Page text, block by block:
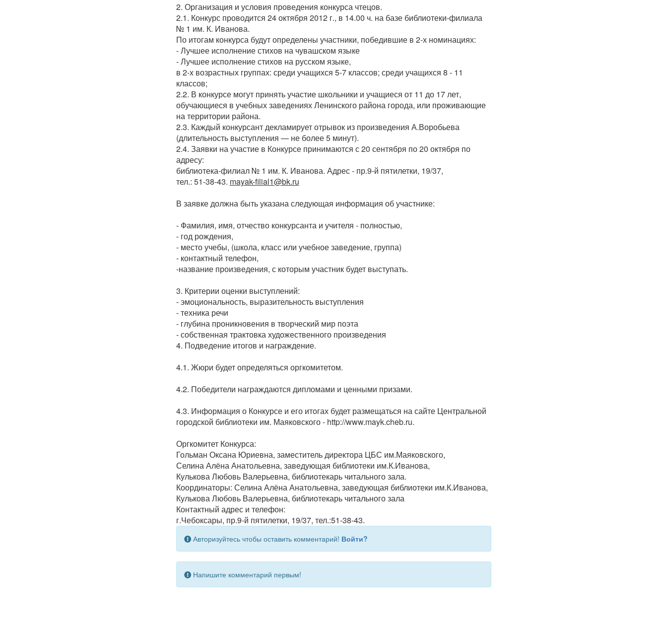
2. Организация и условия проведения конкурса чтецов.
2.1. Конкурс проводится 24 октября 2012 г., в 14.00 ч. на базе библиотеки-филиала
№ 1 им. К. Иванова.
По итогам конкурса будут определены участники, победившие в 2-х номинациях:
- Лучшее исполнение стихов на чувашском языке
- Лучшее исполнение стихов на русском языке,
в 2-х возрастных группах: среди учащихся 5-7 классов; среди учащихся 8 - 11
классов;
2.2. В конкурсе могут принять участие школьники и учащиеся от 11 до 17 лет,
обучающиеся в учебных заведениях Ленинского района города, или проживающие
на территории района.
2.3. Каждый конкурсант декламирует отрывок из произведения А.Воробьева
(длительность выступления — не более 5 минут).
2.4. Заявки на участие в Конкурсе принимаются с 20 сентября по 20 октября по
адресу:
библиотека-филиал № 1 им. К. Иванова. Адрес - пр.9-й пятилетки, 19/37,
тел.: 51-38-43. mayak-filial1@bk.ru
В заявке должна быть указана следующая информация об участнике:
- Фамилия, имя, отчество конкурсанта и учителя - полностью,
- год рождения,
- место учебы, (школа, класс или учебное заведение, группа)
- контактный телефон,
-название произведения, с которым участник будет выступать.
3. Критерии оценки выступлений:
-эмоциональность, выразительность выступления
-техника речи
- глубина проникновения в творческий мир поэта
-собственная трактовка художественного произведения
4. Подведение итогов и награждение.
4.1. Жюри будет определяться оргкомитетом.
4.2. Победители награждаются дипломами и ценными призами.
4.3. Информация о Конкурсе и его итогах будет размещаться на сайте Центральной
городской библиотеки им. Маяковского - http://www.mayk.cheb.ru.
Оргкомитет Конкурса:
Гольман Оксана Юриевна, заместитель директора ЦБС им.Маяковского,
Селина Алёна Анатольевна, заведующая библиотеки им.К.Иванова,
Кулькова Любовь Валерьевна, библиотекарь читального зала.
Координаторы: Селина Алёна Анатольевна, заведующая библиотеки им.К.Иванова,
Кулькова Любовь Валерьевна, библиотекарь читального зала
Контактный адрес и телефон:
г.Чебоксары, пр.9-й пятилетки, 19/37, тел.:51-38-43.
Авторизуйтесь чтобы оставить комментарий! Войти?
Напишите комментарий первым!